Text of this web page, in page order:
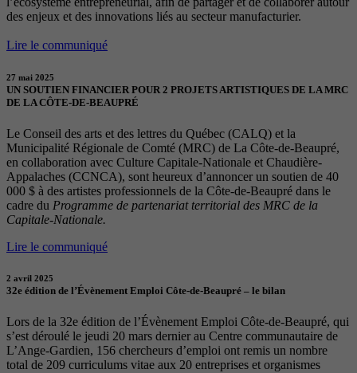
des enjeux et des innovations liés au secteur manufacturier.
Lire le communiqué
27 mai 2025
UN SOUTIEN FINANCIER POUR 2 PROJETS ARTISTIQUES DE LA MRC
DE LA CÔTE-DE-BEAUPRÉ
Le Conseil des arts et des lettres du Québec (CALQ) et la
Municipalité Régionale de Comté (MRC) de La Côte-de-Beaupré,
en collaboration avec Culture Capitale-Nationale et Chaudière-
Appalaches (CCNCA), sont heureux d’annoncer un soutien de 40
000 $ à des artistes professionnels de la Côte-de-Beaupré dans le
cadre du Programme de partenariat territorial des MRC de la
Capitale-Nationale.
Lire le communiqué
2 avril 2025
32e édition de l’Évènement Emploi Côte-de-Beaupré – le bilan
Lors de la 32e édition de l’Évènement Emploi Côte-de-Beaupré, qui
s’est déroulé le jeudi 20 mars dernier au Centre communautaire de
L’Ange-Gardien, 156 chercheurs d’emploi ont remis un nombre
total de 209 curriculums vitae aux 20 entreprises et organismes